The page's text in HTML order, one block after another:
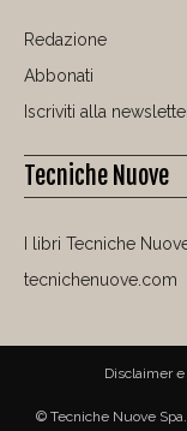
Redazione
Abbonati
Iscriviti alla
Tecniche Nuove
I libri Tecniche
tecnichenuove.com
Disclaimer
© Tecniche Nuove